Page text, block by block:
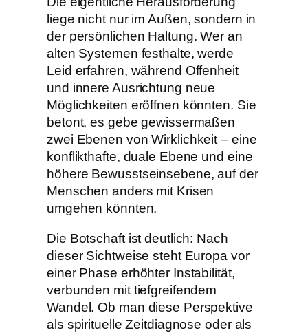
liege nicht nur im Außen, sondern in
der persönlichen Haltung. Wer an
alten Systemen festhalte, werde
Leid erfahren, während Offenheit
und innere Ausrichtung neue
Möglichkeiten eröffnen könnten. Sie
betont, es gebe gewissermaßen
zwei Ebenen von Wirklichkeit – eine
konflikthafte, duale Ebene und eine
höhere Bewusstseinsebene, auf der
Menschen anders mit Krisen
umgehen könnten.
Die Botschaft ist deutlich: Nach
dieser Sichtweise steht Europa vor
einer Phase erhöhter Instabilität,
verbunden mit tiefgreifendem
Wandel. Ob man diese Perspektive
als spirituelle Zeitdiagnose oder als